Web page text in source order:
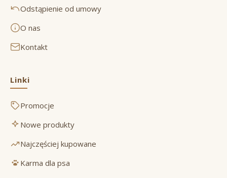
Odstąpienie od umowy
O nas
Kontakt
Linki
Promocje
Nowe produkty
Najczęściej kupowane
Karma dla psa